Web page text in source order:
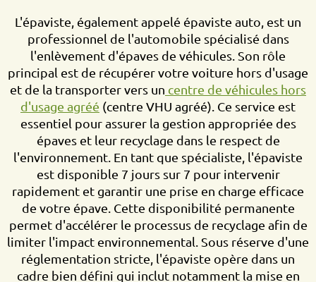
L'épaviste, également appelé épaviste auto, est un
professionnel de l'automobile spécialisé dans
l'enlèvement d'épaves de véhicules. Son rôle
principal est de récupérer votre voiture hors d'usage
et de la transporter vers un centre de véhicules hors
d'usage agréé (centre VHU agréé). Ce service est
essentiel pour assurer la gestion appropriée des
épaves et leur recyclage dans le respect de
l'environnement. En tant que spécialiste, l'épaviste
est disponible 7 jours sur 7 pour intervenir
rapidement et garantir une prise en charge efficace
de votre épave. Cette disponibilité permanente
permet d'accélérer le processus de recyclage afin de
limiter l'impact environnemental. Sous réserve d'une
réglementation stricte, l'épaviste opère dans un
cadre bien défini qui inclut notamment la mise en